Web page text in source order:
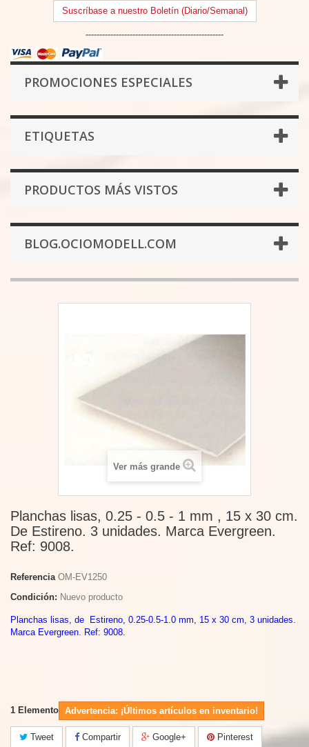
Suscríbase a nuestro Boletín (Diario/Semanal)
--------------------------------------------------
PROMOCIONES ESPECIALES
ETIQUETAS
PRODUCTOS MÁS VISTOS
BLOG.OCIOMODELL.COM
Ver más grande
Planchas lisas, 0.25 - 0.5 - 1 mm , 15 x 30 cm.
De Estireno. 3 unidades. Marca Evergreen.
Ref: 9008.
Referencia OM-EV1250
Condición: Nuevo producto
Planchas lisas, de Estireno, 0.25-0.5-1.0 mm, 15 x 30 cm, 3 unidades.
Marca Evergreen. Ref: 9008.
1 Elemento Advertencia: ¡Últimos artículos en inventario!
Tweet Compartir Google+ Pinterest